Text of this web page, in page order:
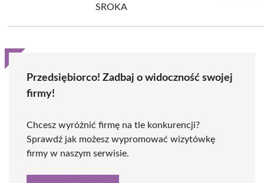
SROKA
Przedsiębiorco! Zadbaj o widoczność swojej
firmy!
Chcesz wyróżnić firmę na tle konkurencji?
Sprawdź jak możesz wypromować wizytówkę
firmy w naszym serwisie.